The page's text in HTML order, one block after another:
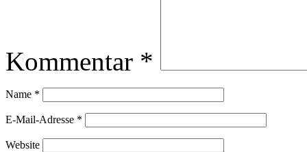
Kommentar *
Name *
E-Mail-Adresse *
Website